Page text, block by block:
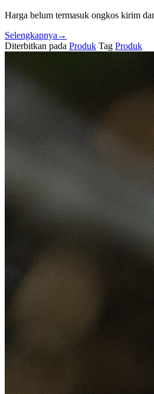
Harga belum termasuk ongkos kirim
Selengkapnya→
Diterbitkan pada Produk Tag Produk